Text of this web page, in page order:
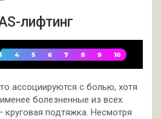
лифтинг
ассоциируются с болью, хотя
болезненные из всех.
подтяжка. Несмотря